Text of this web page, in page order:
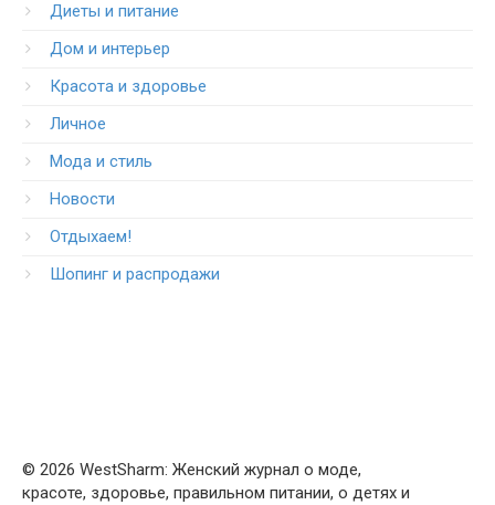
Диеты и питание
Дом и интерьер
Красота и здоровье
Личное
Мода и стиль
Новости
Отдыхаем!
Шопинг и распродажи
© 2026 WestSharm: Женский журнал о моде,
красоте, здоровье, правильном питании, о детях и